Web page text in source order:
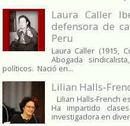
Laura Caller
defensora de
Peru
Laura Caller (1915,
Abogada
políticos. Nació en...
Lilian Halls-
Lilian Halls-French
Ha impartido
investigadora en